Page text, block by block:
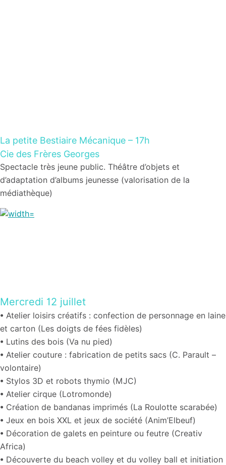
La petite Bestiaire Mécanique – 17h
Cie des Frères Georges
Spectacle très jeune public. Théâtre d’objets et
d’adaptation d’albums jeunesse (valorisation de la
médiathèque)
Mercredi 12 juillet
• Atelier loisirs créatifs : confection de personnage en laine
et carton (Les doigts de fées fidèles)
• Lutins des bois (Va nu pied)
• Atelier couture : fabrication de petits sacs (C. Parault –
volontaire)
• Stylos 3D et robots thymio (MJC)
• Atelier cirque (Lotromonde)
• Création de bandanas imprimés (La Roulotte scarabée)
• Jeux en bois XXL et jeux de société (Anim’Elbeuf)
• Décoration de galets en peinture ou feutre (Creativ
Africa)
• Découverte du beach volley et du volley ball et initiation